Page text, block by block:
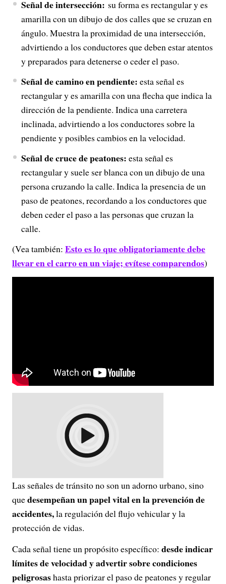
Señal de intersección: su forma es rectangular y es
amarilla con un dibujo de dos calles que se cruzan en
ángulo. Muestra la proximidad de una intersección,
advirtiendo a los conductores que deben estar atentos
y preparados para detenerse o ceder el paso.
Señal de camino en pendiente: esta señal es
rectangular y es amarilla con una flecha que indica la
dirección de la pendiente. Indica una carretera
inclinada, advirtiendo a los conductores sobre la
pendiente y posibles cambios en la velocidad.
Señal de cruce de peatones: esta señal es
rectangular y suele ser blanca con un dibujo de una
persona cruzando la calle. Indica la presencia de un
paso de peatones, recordando a los conductores que
deben ceder el paso a las personas que cruzan la
calle.
(Vea también: Esto es lo que obligatoriamente debe
llevar en el carro en un viaje; evítese comparendos)
Las señales de tránsito no son un adorno urbano, sino
quedesempeñan un papel vital en la prevención de
accidentes,la regulación del flujo vehicular y la
protección de vidas.
Cada señal tiene un propósito específico: desde indicar
límites de velocidad y advertir sobre condiciones
peligrosashasta priorizar el paso de peatones y regular